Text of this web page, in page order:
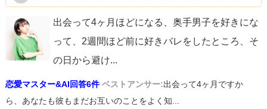
出会って4ヶ月ほどになる、奥手男子を好きにな
って、2週間ほど前に好きバレをしたところ、そ
の日から避け...
恋愛マスター&AI回答6件 ベストアンサー:出会って4ヶ月ですか
ら、あなたも彼もまだお互いのことをよく知...